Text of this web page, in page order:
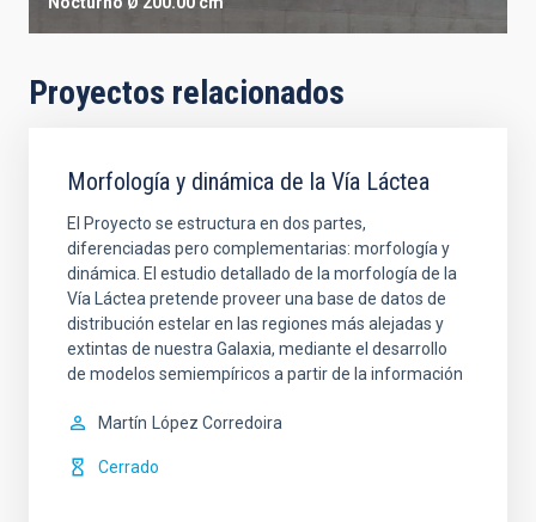
Proyectos relacionados
Morfología y dinámica de la Vía Láctea
El Proyecto se estructura en dos partes,
diferenciadas pero complementarias: morfología y
dinámica. El estudio detallado de la morfología de la
Vía Láctea pretende proveer una base de datos de
distribución estelar en las regiones más alejadas y
extintas de nuestra Galaxia, mediante el desarrollo
de modelos semiempíricos a partir de la información
Martín López Corredoira
Cerrado